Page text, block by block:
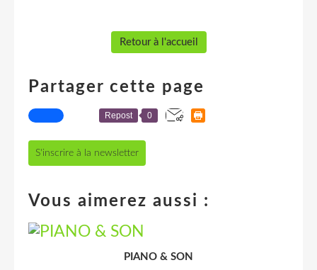
Retour à l'accueil
Partager cette page
Repost 0
S'inscrire à la newsletter
Vous aimerez aussi :
PIANO & SON